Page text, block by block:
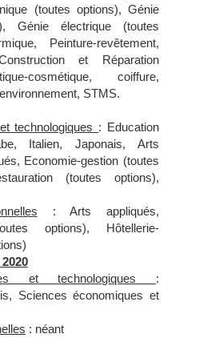
(toutes options), Génie
Génie électrique (toutes
Peinture-revêtement,
et Réparation
cosmétique, coiffure,
STMS.
technologiques : Education
Italien, Japonais, Arts
Economie-gestion (toutes
(toutes options),
: Arts appliqués,
options), Hôtellerie-
et technologiques :
Sciences économiques et
: néant